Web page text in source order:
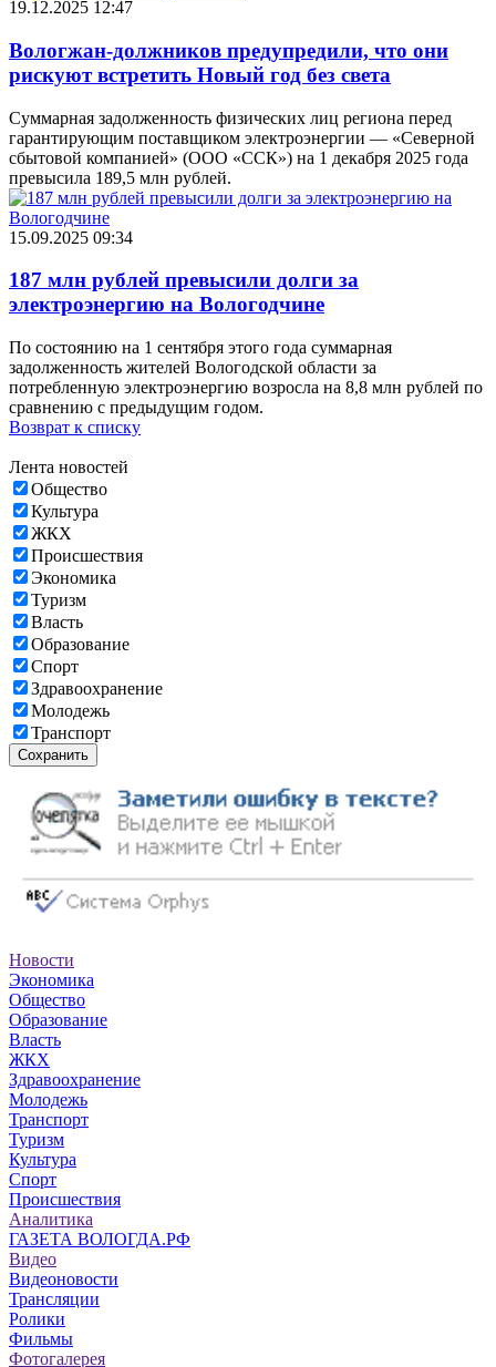
19.12.2025 12:47
Вологжан-должников предупредили, что они
рискуют встретить Новый год без света
Суммарная задолженность физических лиц региона перед
гарантирующим поставщиком электроэнергии — «Северной
сбытовой компанией» (ООО «ССК») на 1 декабря 2025 года
превысила 189,5 млн рублей.
15.09.2025 09:34
187 млн рублей превысили долги за
электроэнергию на Вологодчине
По состоянию на 1 сентября этого года суммарная
задолженность жителей Вологодской области за
потребленную электроэнергию возросла на 8,8 млн рублей по
сравнению с предыдущим годом.
Возврат к списку
Лента новостей
Общество
Культура
ЖКХ
Происшествия
Экономика
Туризм
Власть
Образование
Спорт
Здравоохранение
Молодежь
Транспорт
Сохранить
Новости
Экономика
Общество
Образование
Власть
ЖКХ
Здравоохранение
Молодежь
Транспорт
Туризм
Культура
Спорт
Происшествия
Аналитика
ГАЗЕТА ВОЛОГДА.РФ
Видео
Видеоновости
Трансляции
Ролики
Фильмы
Фотогалерея